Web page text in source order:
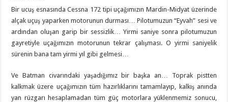
Bir ucuş esnasında Cessna 172 tipi uçağımızın Mardin-Midyat üzerinde
alçak uçuş yaparken motorunun durması… Pilotumuzun “Eyvah” sesi ve
ardından oluşan garip bir sessizlik… Yirmi saniye sonra pilotumuzun
gayretiyle uçağımızın motorunun tekrar çalışması. O yirmi saniyelik
sürenin bana tam yirmi yıl gibi gelmesi…
Ve Batman civarındaki yaşadığımız bir başka an… Toprak pistten
kalkmak üzere uçağımızın tüm hazırlıklarını tamamlayıp, kalkış anında
yan rüzgarı hesaplamadan tüm güç motorlara yüklenmemiz sonucu,